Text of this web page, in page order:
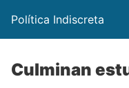
Política Indiscreta
Culminan